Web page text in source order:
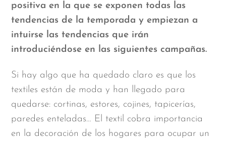
positiva en la que se exponen todas las
tendencias de la temporada y empiezan a
intuirse las tendencias que irán
introduciéndose en las siguientes campañas.
Si hay algo que ha quedado claro es que los
textiles están de moda y han llegado para
quedarse: cortinas, estores, cojines, tapicerías,
paredes enteladas… El textil cobra importancia
en la decoración de los hogares para ocupar un